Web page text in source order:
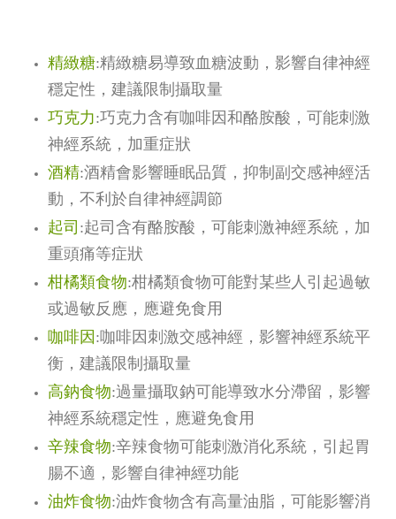
精緻糖:精緻糖易導致血糖波動，影響自律神經
穩定性，建議限制攝取量
巧克力:巧克力含有咖啡因和酪胺酸，可能刺激
神經系統，加重症狀
酒精:酒精會影響睡眠品質，抑制副交感神經活
動，不利於自律神經調節
起司 :起司含有酪胺酸，可能刺激神經系統，加
重頭痛等症狀
柑橘類食物:柑橘類食物可能對某些人引起過敏
或過敏反應，應避免食用
咖啡因 :咖啡因刺激交感神經，影響神經系統平
衡，建議限制攝取量
高鈉食物:過量攝取鈉可能導致水分滯留，影響
神經系統穩定性，應避免食用
辛辣食物:辛辣食物可能刺激消化系統，引起胃
腸不適，影響自律神經功能
油炸食物:油炸食物含有高量油脂，可能影響消